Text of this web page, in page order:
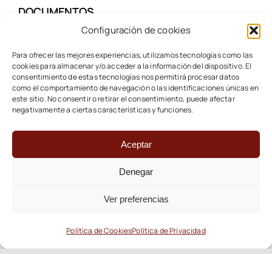
Configuración de cookies
Para ofrecer las mejores experiencias, utilizamos tecnologías como las
cookies para almacenar y/o acceder a la información del dispositivo. El
consentimiento de estas tecnologías nos permitirá procesar datos
como el comportamiento de navegación o las identificaciones únicas en
este sitio. No consentir o retirar el consentimiento, puede afectar
negativamente a ciertas características y funciones.
Aceptar
Denegar
Ver preferencias
Política de CookiesPolítica de Privacidad
DOCUMENTOS
CONTACTAR
de privacidad|Política de cookies